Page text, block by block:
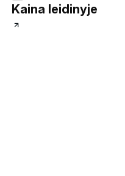
Kaina leidinyje